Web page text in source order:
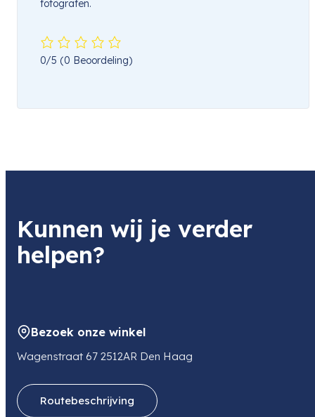
fotografen.
0/5 (0 Beoordeling)
Kunnen wij je verder
helpen?
Bezoek onze winkel
Wagenstraat 67 2512AR Den Haag
Routebeschrijving